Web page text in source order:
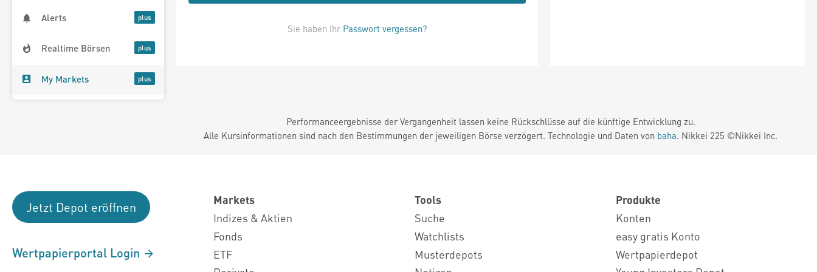
Alerts
Realtime Börsen
My Markets
Sie haben Ihr Passwort vergessen?
Performanceergebnisse der Vergangenheit lassen keine Rückschlüsse auf die künftige Entwicklung zu.
Alle Kursinformationen sind nach den Bestimmungen der jeweiligen Börse verzögert. Technologie und Daten von baha. Nikkei 225 ©Nikkei Inc.
Jetzt Depot eröffnen
Wertpapierportal Login
Markets
Indizes & Aktien
Fonds
ETF
Tools
Suche
Watchlists
Musterdepots
Produkte
Konten
easy gratis Konto
Wertpapierdepot